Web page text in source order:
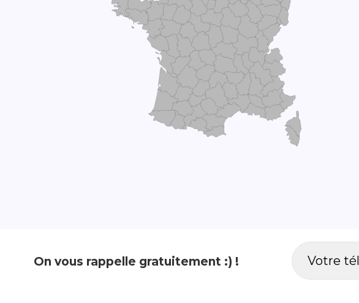
On vous rappelle gratuitement :) !